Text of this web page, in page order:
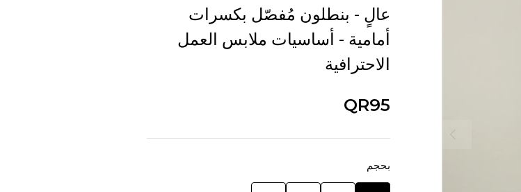
عالٍ - بنطلون مُفصّل بكسرات
أمامية - أساسيات ملابس العمل
الاحترافية
QR95
بحجم